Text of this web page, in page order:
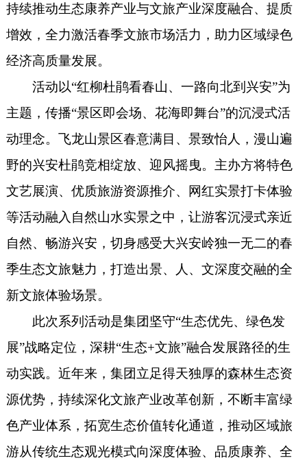
持续推动生态康养产业与文旅产业深度融合、提质
增效，全力激活春季文旅市场活力，助力区域绿色
经济高质量发展。
活动以“红柳杜鹃看春山、一路向北到兴安”为
主题，传播“景区即会场、花海即舞台”的沉浸式活
动理念。飞龙山景区春意满目、景致怡人，漫山遍
野的兴安杜鹃竞相绽放、迎风摇曳。主办方将特色
文艺展演、优质旅游资源推介、网红实景打卡体验
等活动融入自然山水实景之中，让游客沉浸式亲近
自然、畅游兴安，切身感受大兴安岭独一无二的春
季生态文旅魅力，打造出景、人、文深度交融的全
新文旅体验场景。
此次系列活动是集团坚守“生态优先、绿色发
展”战略定位，深耕“生态+文旅”融合发展路径的生
动实践。 近年来，集团立足得天独厚的森林生态资
源优势，持续深化文旅产业改革创新，不断丰富绿
色产业体系，拓宽生态价值转化通道，推动区域旅
游从传统生态观光模式向深度体验、品质康养、全